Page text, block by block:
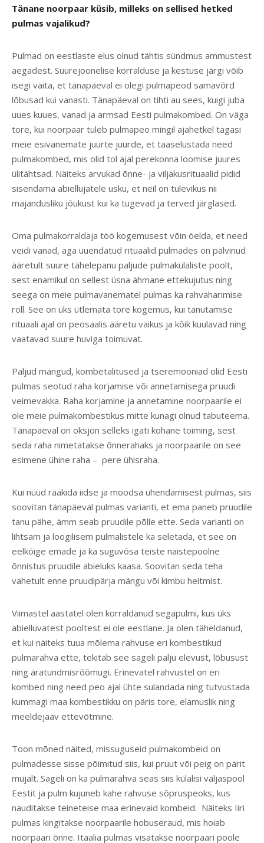
Tänane noorpaar küsib, milleks on sellised hetked
pulmas vajalikud?
Pulmad on eestlaste elus olnud tähtis sündmus ammustest
aegadest. Suurejoonelise korralduse ja kestuse järgi võib
isegi väita, et tänapäeval ei olegi pulmapeod samavõrd
lõbusad kui vanasti. Tänapäeval on tihti au sees, kuigi juba
uues kuues, vanad ja armsad Eesti pulmakombed. On väga
tore, kui noorpaar tuleb pulmapeo mingil ajahetkel tagasi
meie esivanemate juurte juurde, et taaselustada need
pulmakombed, mis olid tol ajal perekonna loomise juures
ülitähtsad. Näiteks arvukad õnne- ja viljakusrituaalid pidid
sisendama abiellujatele usku, et neil on tulevikus nii
majandusliku jõukust kui ka tugevad ja terved järglased.
Oma pulmakorraldaja töö kogemusest võin öelda, et need
veidi vanad, aga uuendatud rituaalid pulmades on pälvinud
ääretult suure tähelepanu paljude pulmakülaliste poolt,
sest enamikul on sellest üsna ähmane ettekujutus ning
seega on meie pulmavanematel pulmas ka rahvaharimise
roll. See on üks ütlemata tore kogemus, kui tanutamise
rituaali ajal on peosaalis ääretu vaikus ja kõik kuulavad ning
vaatavad suure huviga toimuvat.
Paljud mängud, kombetalitused ja tseremooniad olid Eesti
pulmas seotud raha korjamise või annetamisega pruudi
veimevakka. Raha korjamine ja annetamine noorpaarile ei
ole meie pulmakombestikus mitte kunagi olnud tabuteema.
Tänapäeval on oksjon selleks igati kohane toiming, sest
seda raha nimetatakse õnnerahaks ja noorpaarile on see
esimene ühine raha – pere ühisraha.
Kui nüüd rääkida iidse ja moodsa ühendamisest pulmas, siis
soovitan tänapäeval pulmas varianti, et ema paneb pruudile
tanu pähe, ämm seab pruudile põlle ette. Seda varianti on
lihtsam ja loogilisem pulmalistele ka seletada, et see on
eelkõige emade ja ka suguvõsa teiste naistepoolne
õnnistus pruudile abieluks kaasa. Soovitan seda teha
vahetult enne pruudipärja mängu või kimbu heitmist.
Viimastel aastatel olen korraldanud segapulmi, kus üks
abielluvatest pooltest ei ole eestlane. Ja olen täheldanud,
et kui näiteks tuua mõlema rahvuse eri kombestikud
pulmarahva ette, tekitab see sageli palju elevust, lõbusust
ning äratundmisrõõmugi. Erinevatel rahvustel on eri
kombed ning need peo ajal ühte sulandada ning tutvustada
kummagi maa kombestikku on päris tore, elamuslik ning
meeldejääv ettevõtmine.
Toon mõned näited, missuguseid pulmakombeid on
pulmadesse sisse põimitud siis, kui pruut või peig on pärit
mujalt. Sageli on ka pulmarahva seas siis külalisi väljaspool
Eestit ja pulm kujuneb kahe rahvuse sõpruspeoks, kus
nauditakse teineteise maa erinevaid kombeid. Näiteks Iiri
pulmas kingitakse noorpaarile hobuseraud, mis hoiab
noorpaari õnne. Itaalia pulmas visatakse noorpaari poole